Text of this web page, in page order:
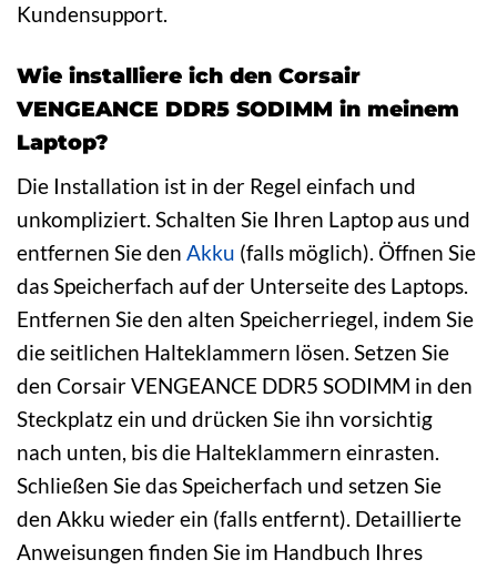
Kundensupport.
Wie installiere ich den Corsair
VENGEANCE DDR5 SODIMM in meinem
Laptop?
Die Installation ist in der Regel einfach und
unkompliziert. Schalten Sie Ihren Laptop aus und
entfernen Sie den Akku (falls möglich). Öffnen Sie
das Speicherfach auf der Unterseite des Laptops.
Entfernen Sie den alten Speicherriegel, indem Sie
die seitlichen Halteklammern lösen. Setzen Sie
den Corsair VENGEANCE DDR5 SODIMM in den
Steckplatz ein und drücken Sie ihn vorsichtig
nach unten, bis die Halteklammern einrasten.
Schließen Sie das Speicherfach und setzen Sie
den Akku wieder ein (falls entfernt). Detaillierte
Anweisungen finden Sie im Handbuch Ihres